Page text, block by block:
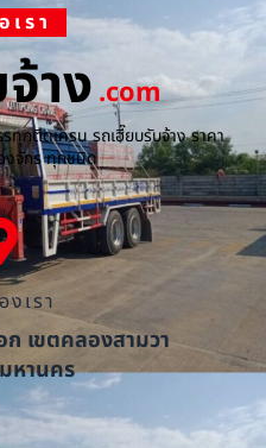
รา
าง.com
ทุกติดเครน รถเฮี๊ยบรับจ้าง ราคา
งจักร ทุกชนิด
เรา
เขตคลองสามวา
หานคร